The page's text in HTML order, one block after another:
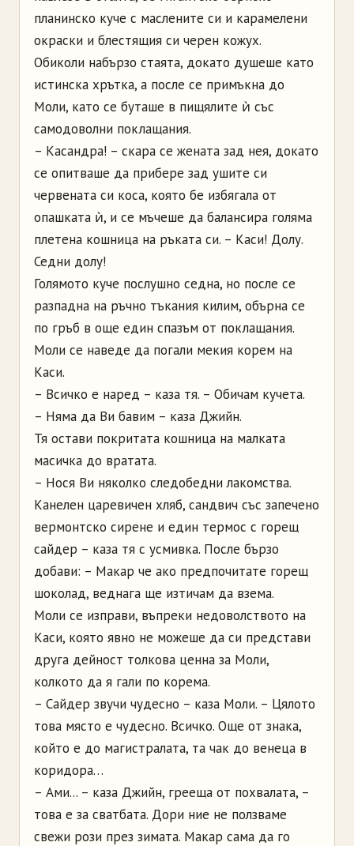
планинско куче с маслените си и карамелени
окраски и блестящия си черен кожух.
Обиколи набързо стаята, докато душеше като
истинска хрътка, а после се примъкна до
Моли, като се буташе в пищялите ѝ със
самодоволни поклащания.
– Касандра! – скара се жената зад нея, докато
се опитваше да прибере зад ушите си
червената си коса, която бе избягала от
опашката ѝ, и се мъчеше да балансира голяма
плетена кошница на ръката си. – Каси! Долу.
Седни долу!
Голямото куче послушно седна, но после се
разпадна на ръчно тъкания килим, обърна се
по гръб в още един спазъм от поклащания.
Моли се наведе да погали мекия корем на
Каси.
– Всичко е наред – каза тя. – Обичам кучета.
– Няма да Ви бавим – каза Джийн.
Тя остави покритата кошница на малката
масичка до вратата.
– Нося Ви няколко следобедни лакомства.
Канелен царевичен хляб, сандвич със запечено
вермонтско сирене и един термос с горещ
сайдер – каза тя с усмивка. После бързо
добави: – Макар че ако предпочитате горещ
шоколад, веднага ще изтичам да взема.
Моли се изправи, въпреки недоволството на
Каси, която явно не можеше да си представи
друга дейност толкова ценна за Моли,
колкото да я гали по корема.
– Сайдер звучи чудесно – каза Моли. – Цялото
това място е чудесно. Всичко. Още от знака,
който е до магистралата, та чак до венеца в
коридора…
– Ами... – каза Джийн, грееща от похвалата, –
това е за сватбата. Дори ние не ползваме
свежи рози през зимата. Макар сама да го